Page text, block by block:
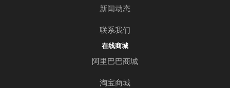
新闻动态
联系我们
在线商城
阿里巴巴商城
淘宝商城